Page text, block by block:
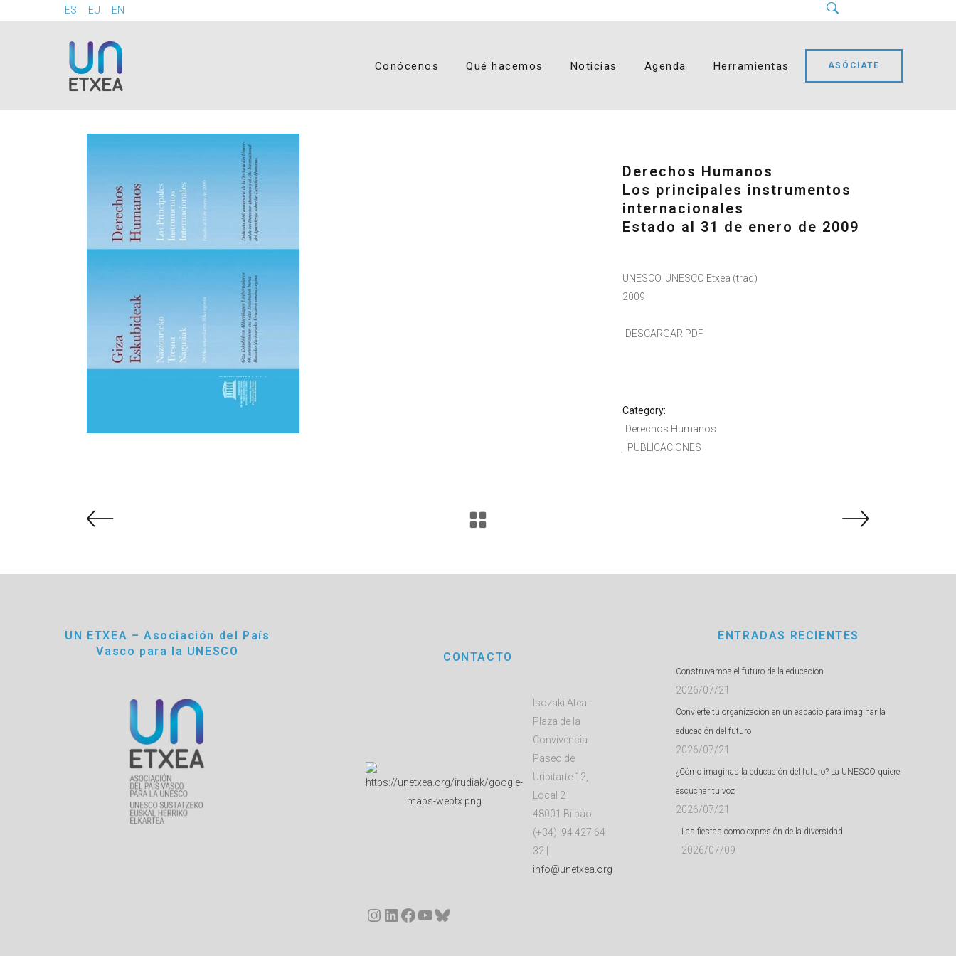
ES EU EN
Conócenos Qué hacemos Noticias Agenda Herramientas ASÓCIATE
Derechos Humanos
Los principales instrumentos
internacionales
Estado al 31 de enero de 2009
UNESCO. UNESCO Etxea (trad)
2009
DESCARGAR PDF
Category:
Derechos Humanos
PUBLICACIONES
UN ETXEA – Asociación del País
Vasco para la UNESCO
CONTACTO
Isozaki Atea -
Plaza de la
Convivencia
Paseo de
Uribitarte 12,
Local 2
48001 Bilbao
(+34) 94 427 64
32 |
info@unetxea.org
Instagram
LinkedIn
Facebook
YouTube
Bluesky
ENTRADAS RECIENTES
Construyamos el futuro de la educación
2026/07/21
Convierte tu organización en un espacio para imaginar la
educación del futuro
2026/07/21
¿Cómo imaginas la educación del futuro? La UNESCO quiere
escuchar tu voz
2026/07/21
Las fiestas como expresión de la diversidad
2026/07/09